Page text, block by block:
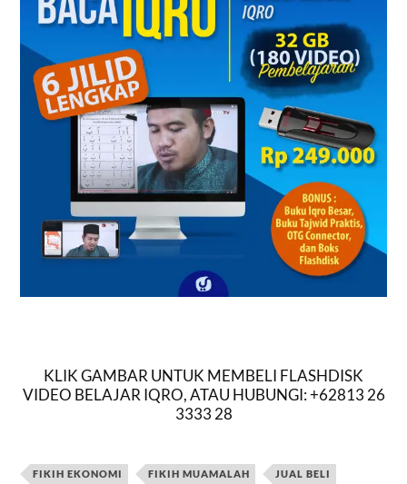
KLIK GAMBAR UNTUK MEMBELI FLASHDISK
VIDEO BELAJAR IQRO, ATAU HUBUNGI: +62813 26
3333 28
FIKIH EKONOMI FIKIH MUAMALAH JUAL BELI